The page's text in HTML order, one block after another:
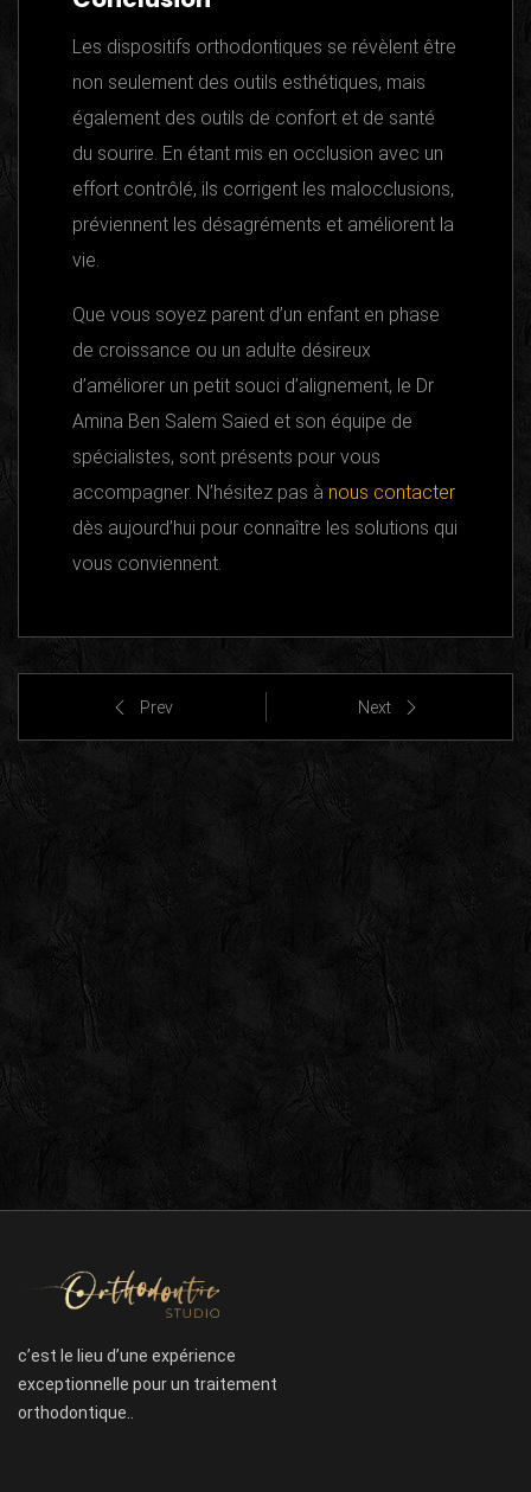
Les dispositifs orthodontiques se révèlent être
non seulement des outils esthétiques, mais
également des outils de confort et de santé
du sourire. En étant mis en occlusion avec un
effort contrôlé, ils corrigent les malocclusions,
préviennent les désagréments et améliorent la
vie.
Que vous soyez parent d’un enfant en phase
de croissance ou un adulte désireux
d’améliorer un petit souci d’alignement, le Dr
Amina Ben Salem Saied et son équipe de
spécialistes, sont présents pour vous
accompagner. N’hésitez pas à nous contacter
dès aujourd’hui pour connaître les solutions qui
vous conviennent.
Prev Next
c’est le lieu d’une expérience
exceptionnelle pour un traitement
orthodontique..